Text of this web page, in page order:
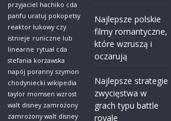
przyjaciel hachiko cda
panfu uratuj pokopetsy
reaktor łukowy czy
istnieje runiczne lub
linearne rytuał cda
stefania korżawska
napój poranny szymon
chodyniecki wikipedia
taylor momsen wzrost
walt disney zamrożony
zamrożony walt disney
Najlepsze polskie
filmy romantyczne,
które wzruszą i
oczarują
Najlepsze strategie
zwycięstwa w
grach typu battle
royale